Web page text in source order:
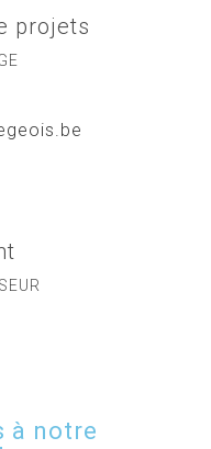
projets
à notre